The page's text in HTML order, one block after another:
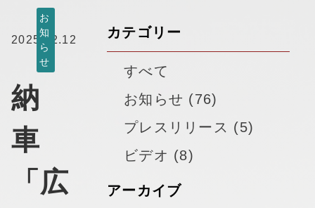
納車実績
モンテリオンについて ▼
新着情報
採用情報
2025.12.12
お
知
ら
せ
納
車
「広
カテゴリー
すべて
お知らせ (76)
プレスリリース (5)
ビデオ (8)
アーカイブ